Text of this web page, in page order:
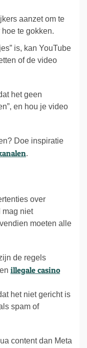
aanzet om te
te gokken.
is, kan YouTube
of de video
het geen
en hou je video
Doe inspiratie
.
over
mag niet
moeten alle
de regels
illegale casino
het niet gericht is
spam of
content dan Meta